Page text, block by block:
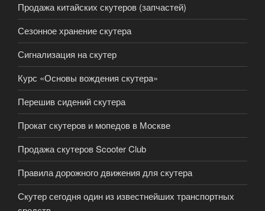
Продажа китайских скутеров (запчастей)
Сезонное хранение скутера
Сигнализация на скутер
Курс «Основы вождения скутерa»
Перешив сидений скутера
Прокат скутеров и мопедов в Москве
Продажа скутеров Scooter Club
Правила дорожного движения для скутера
Скутер сегодня один из известнейших транспортных